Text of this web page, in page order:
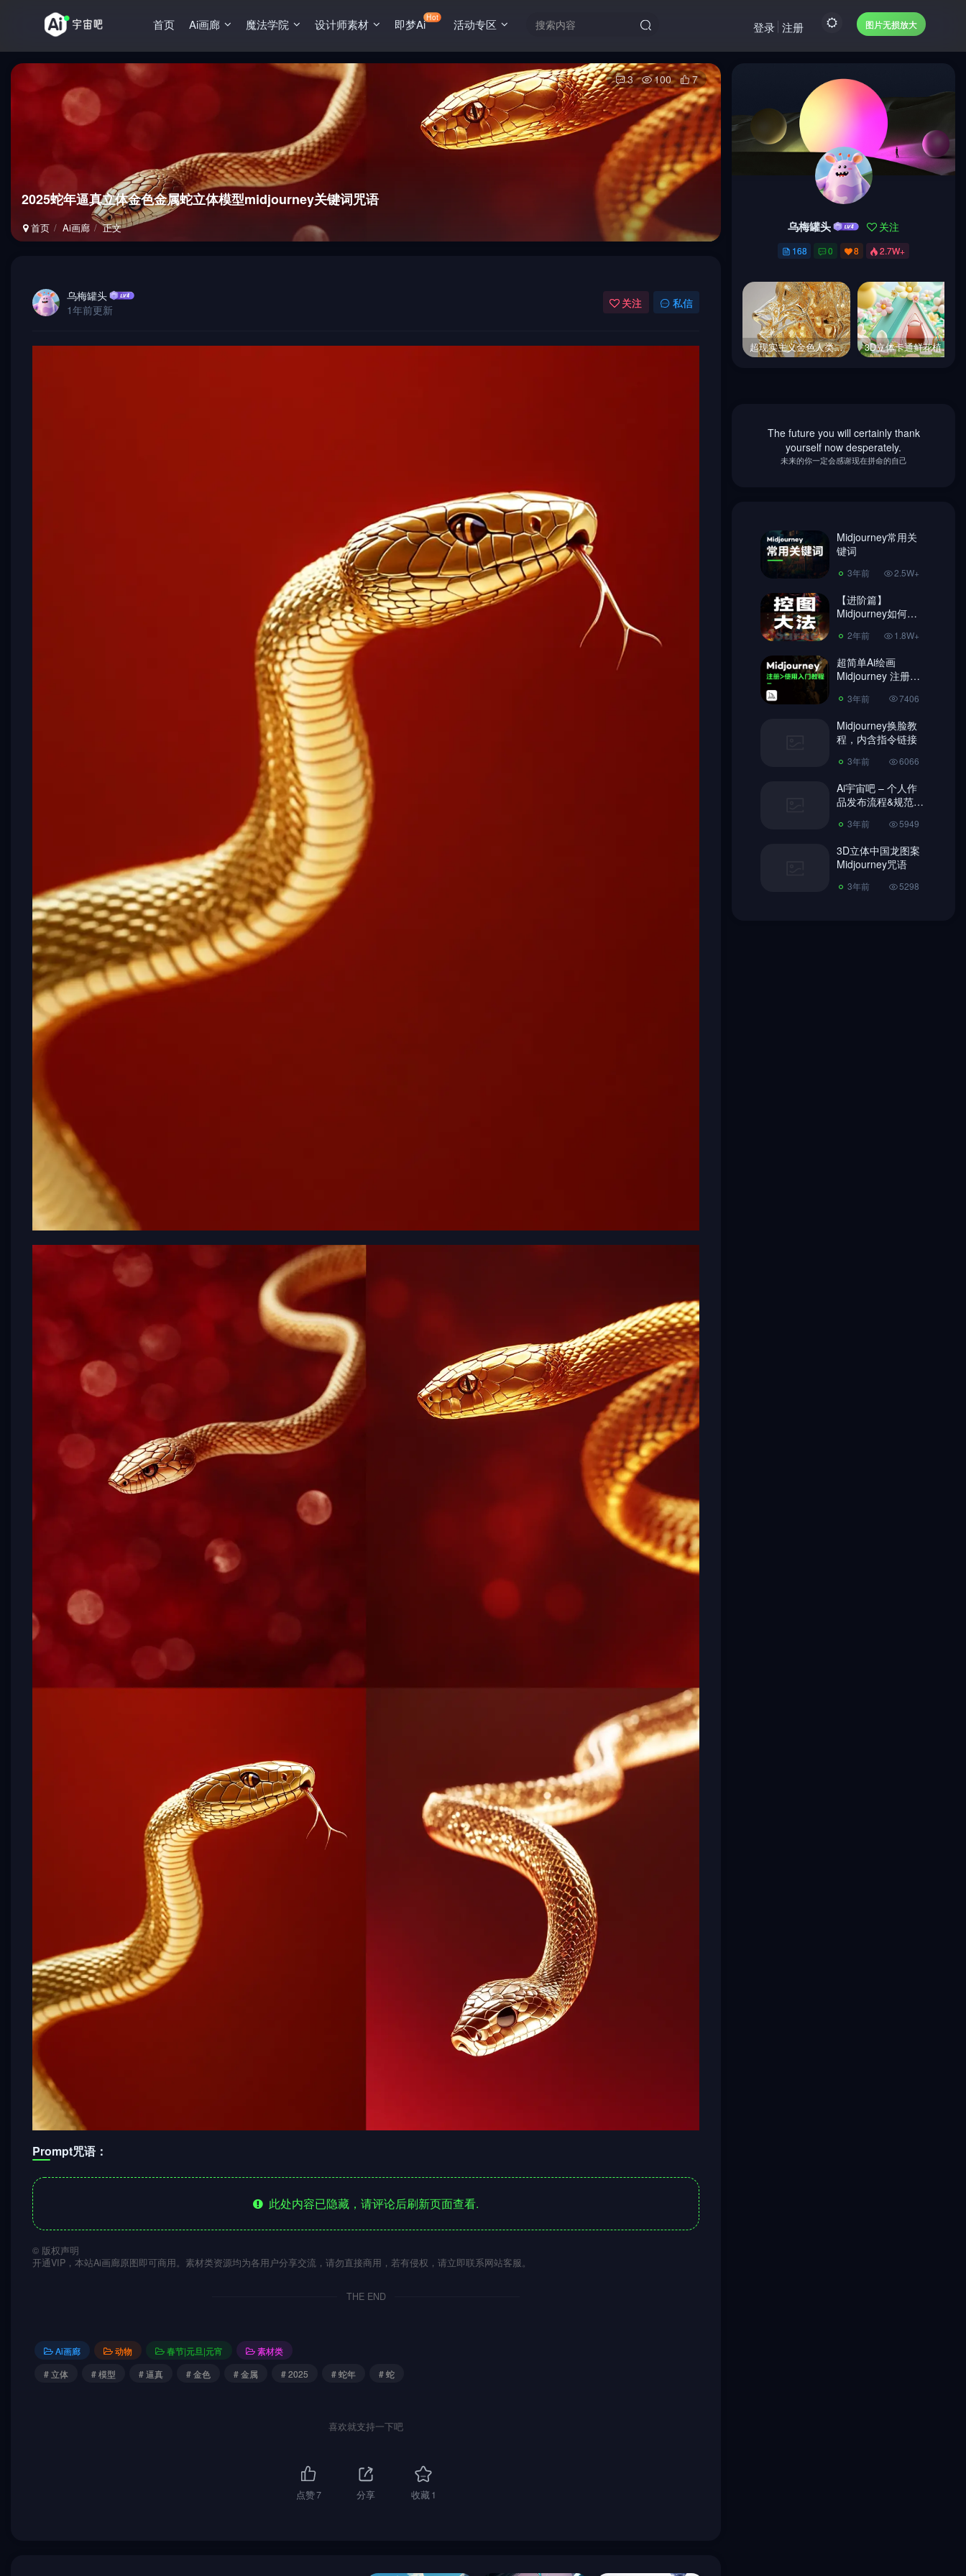
首页 Ai画廊 魔法学院 设计师素材 即梦AiHot 活动专区 图片无损放大
登录 注册
2025蛇年逼真立体金色金属蛇立体模型midjourney关键词咒语
首页 Ai画廊 正文
3 100 7
乌梅罐头
1年前更新
关注 私信
Prompt咒语：
此处内容已隐藏，请评论后刷新页面查看.
© 版权声明
开通VIP，本站Ai画廊原图即可商用。素材类资源均为各用户分享交流，请勿直接商用，若有侵权，请立即联系网站客服。
THE END
Ai画廊 动物 春节|元旦|元宵
素材类
# 立体
# 模型 # 逼真 # 金色 # 金属 # 2025 # 蛇年 # 蛇
喜欢就支持一下吧
点赞7 分享 收藏1
乌梅罐头 关注
168 0 8 2.7W+
超现实主义金色人类血管系统透明透视图立体模型midjourney关键词咒语 3D立体卡通鲜花植物露营帐篷游戏场景插图海报midjourney关键词咒语
Midjourney常用关
键词
图，做到收放自
如！2年前 1.8W+
超简单Ai绘画
Midjourney 注册教
程、使用教程!
3年前
Midjourney换脸教
程，内含指令链接
3年前
Ai宇宙吧 – 个人作
品发布流程&规范
【必读】
3年前 5949
3D立体中国龙图案
Midjourney咒语
3年前 5298
乌梅罐头 关注
168 0 8 2.7W+
超现实主义金色人类血管系统透明透视图立体模型midjourney关键词咒语 3D立体卡通鲜花植物露营帐篷游戏场景插图海报midjourney关键词咒语
The future you will certainly thank
yourself now desperately.
未来的你一定会感谢现在拼命的自己
Midjourney常用关
键词
3年前 2.5W+
【进阶篇】
Midjourney如何控
如！2年前 1.8W+
超简单Ai绘画
Midjourney 注册教
3年前 7406
Midjourney换脸教
程，内含指令链接
3年前 6066
Ai宇宙吧 – 个人作
品发布流程&规范
3年前 5949
3D立体中国龙图案
Midjourney咒语
3年前 5298